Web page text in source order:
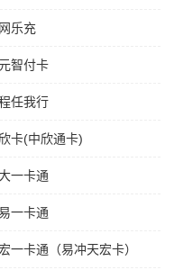
乐充
智付卡
任我行
卡(中欣通卡)
一卡通
一卡通
一卡通（易冲天宏卡）